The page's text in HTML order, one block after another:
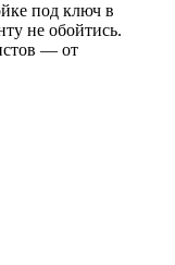
под ключ в
не обойтись.
— от